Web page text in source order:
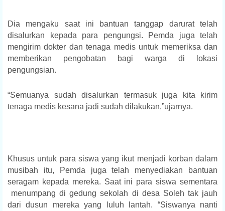
Dia mengaku saat ini bantuan tanggap darurat telah
disalurkan kepada para pengungsi. Pemda juga telah
mengirim dokter dan tenaga medis untuk memeriksa dan
memberikan pengobatan bagi warga di lokasi
pengungsian.
“Semuanya sudah disalurkan termasuk juga kita kirim
tenaga medis kesana jadi sudah dilakukan,”ujarnya.
Khusus untuk para siswa yang ikut menjadi korban dalam
musibah itu, Pemda juga telah menyediakan bantuan
seragam kepada mereka. Saat ini para siswa sementara
menumpang di gedung sekolah di desa Soleh tak jauh
dari dusun mereka yang luluh lantah. “Siswanya nanti